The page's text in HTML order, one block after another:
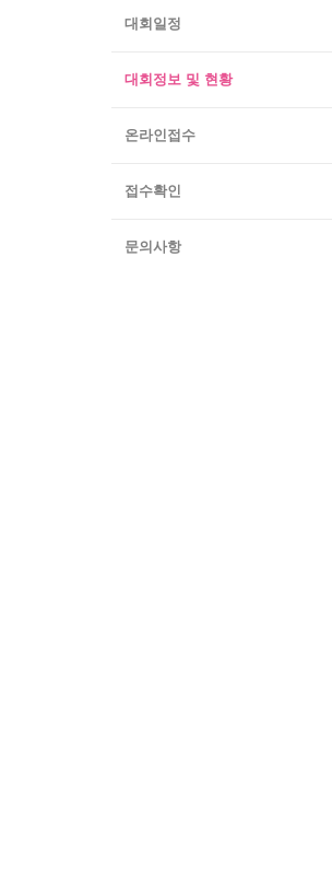
대회일정
대회정보 및 현황
온라인접수
접수확인
문의사항